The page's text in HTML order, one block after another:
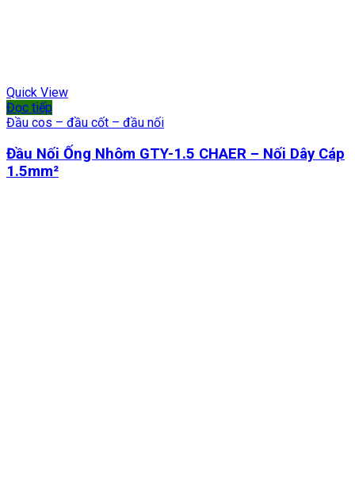
Quick View
Đọc tiếp
Đầu cos – đầu cốt – đầu nối
Đầu Nối Ống Nhôm GTY-1.5 CHAER – Nối Dây Cáp
1.5mm²